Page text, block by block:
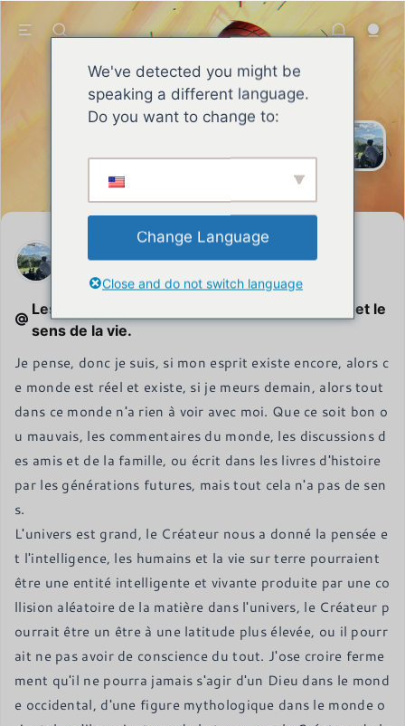
SEAN
Le sage s'efforce sans relâche de
s'améliorer, assume ses
réputation et fait preuve d'une force
de caractère inébranlable et d'un
esprit combatif.
Les spéculations de SEAN Liu sur le Créateur et le
sens de la vie.
Je pense, donc je suis, si mon esprit existe encore, alors c
e monde est réel et existe, si je meurs demain, alors tout
dans ce monde n'a rien à voir avec moi. Que ce soit bon o
u mauvais, les commentaires du monde, les discussions d
es amis et de la famille, ou écrit dans les livres d'histoire
par les générations futures, mais tout cela n'a pas de sen
s.
L'univers est grand, le Créateur nous a donné la pensée e
t l'intelligence, les humains et la vie sur terre pourraient
être une entité intelligente et vivante produite par une co
llision aléatoire de la matière dans l'univers, le Créateur p
ourrait être un être à une latitude plus élevée, ou il pourr
ait ne pas avoir de conscience du tout. J'ose croire ferme
ment qu'il ne pourra jamais s'agir d'un Dieu dans le mond
e occidental, d'une figure mythologique dans le monde o
We've detected you might be
speaking a different language.
Do you want to change to:
Change Language
Close and do not switch language